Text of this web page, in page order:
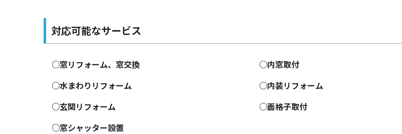
対応可能なサービス
○窓リフォーム、窓交換
○内窓取付
○水まわりリフォーム
○内装リフォーム
○玄関リフォーム
○面格子取付
○窓シャッター設置